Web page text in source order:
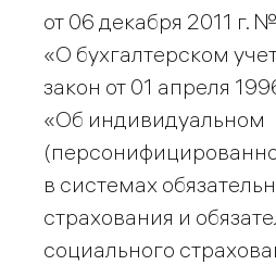
от 06 декабря 2011
«О бухгалтерском
закон от 01 апреля
«Об индивидуальном
в системах
страхования и
социального